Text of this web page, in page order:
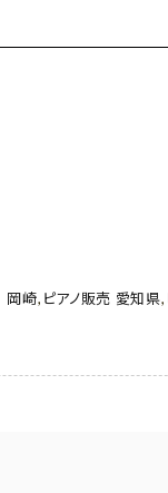
岡崎, ピアノ販売 愛知県,